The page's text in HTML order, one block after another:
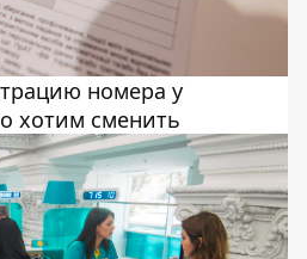
номера у
хотим сменить